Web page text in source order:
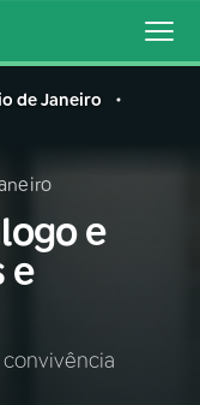
de Janeiro
e
e
convivência